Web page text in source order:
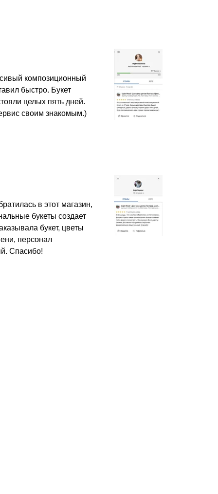
композиционный
быстро. Букет
целых пять дней.
своим знакомым.)
в этот магазин,
букеты создает
букет, цветы
персонал
Спасибо!